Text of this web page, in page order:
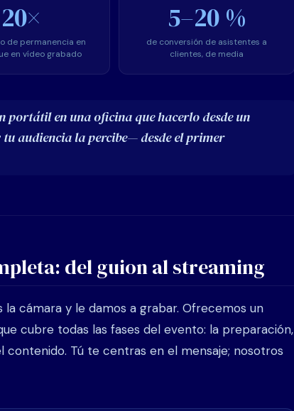
20×
de permanencia en
en vídeo grabado
5–20 %
de conversión de asistentes a
clientes, de media
portátil en una oficina que hacerlo desde un
audiencia la percibe— desde el primer
del guion al streaming
cámara y le damos a grabar. Ofrecemos un
cubre todas las fases del evento: la preparación,
Tú te centras en el mensaje; nosotros